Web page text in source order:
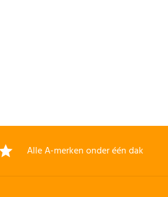
Alle A-merken onder één dak